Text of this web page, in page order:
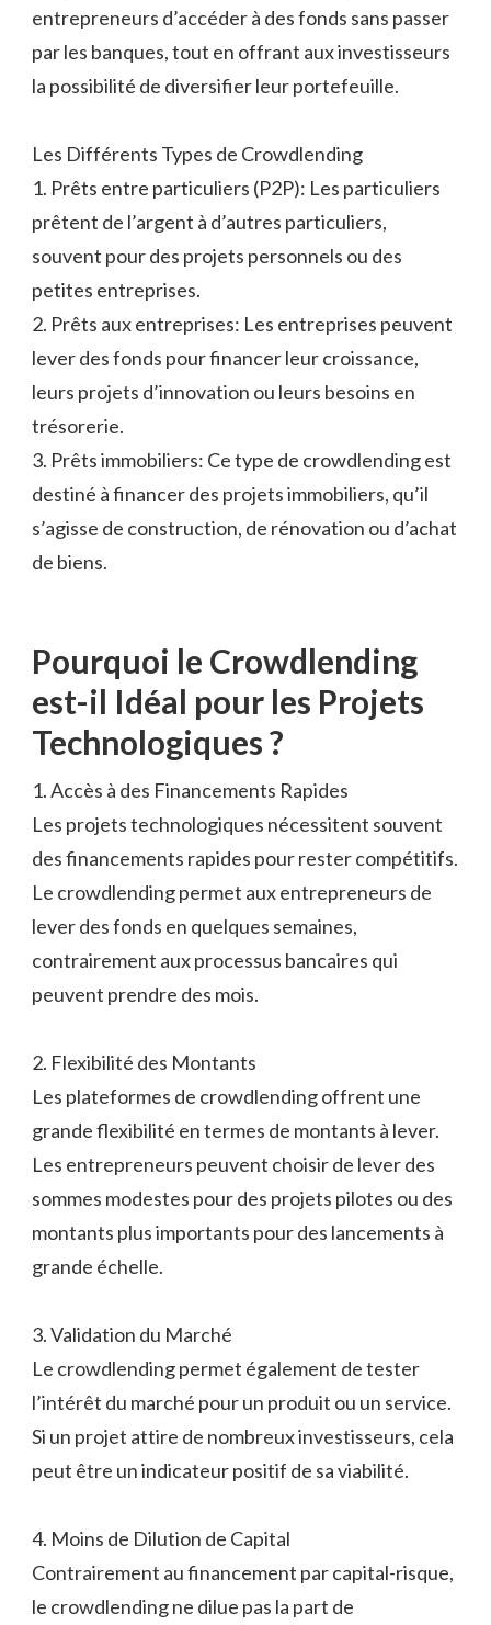
entrepreneurs d’accéder à des fonds sans passer
par les banques, tout en offrant aux investisseurs
la possibilité de diversifier leur portefeuille.
Les Différents Types de Crowdlending
1. Prêts entre particuliers (P2P): Les particuliers
prêtent de l’argent à d’autres particuliers,
souvent pour des projets personnels ou des
petites entreprises.
2. Prêts aux entreprises: Les entreprises peuvent
lever des fonds pour financer leur croissance,
leurs projets d’innovation ou leurs besoins en
trésorerie.
3. Prêts immobiliers: Ce type de crowdlending est
destiné à financer des projets immobiliers, qu’il
s’agisse de construction, de rénovation ou d’achat
de biens.
Pourquoi le Crowdlending
est-il Idéal pour les Projets
Technologiques ?
1. Accès à des Financements Rapides
Les projets technologiques nécessitent souvent
des financements rapides pour rester compétitifs.
Le crowdlending permet aux entrepreneurs de
lever des fonds en quelques semaines,
contrairement aux processus bancaires qui
peuvent prendre des mois.
2. Flexibilité des Montants
Les plateformes de crowdlending offrent une
grande flexibilité en termes de montants à lever.
Les entrepreneurs peuvent choisir de lever des
sommes modestes pour des projets pilotes ou des
montants plus importants pour des lancements à
grande échelle.
3. Validation du Marché
Le crowdlending permet également de tester
l’intérêt du marché pour un produit ou un service.
Si un projet attire de nombreux investisseurs, cela
peut être un indicateur positif de sa viabilité.
4. Moins de Dilution de Capital
Contrairement au financement par capital-risque,
le crowdlending ne dilue pas la part de